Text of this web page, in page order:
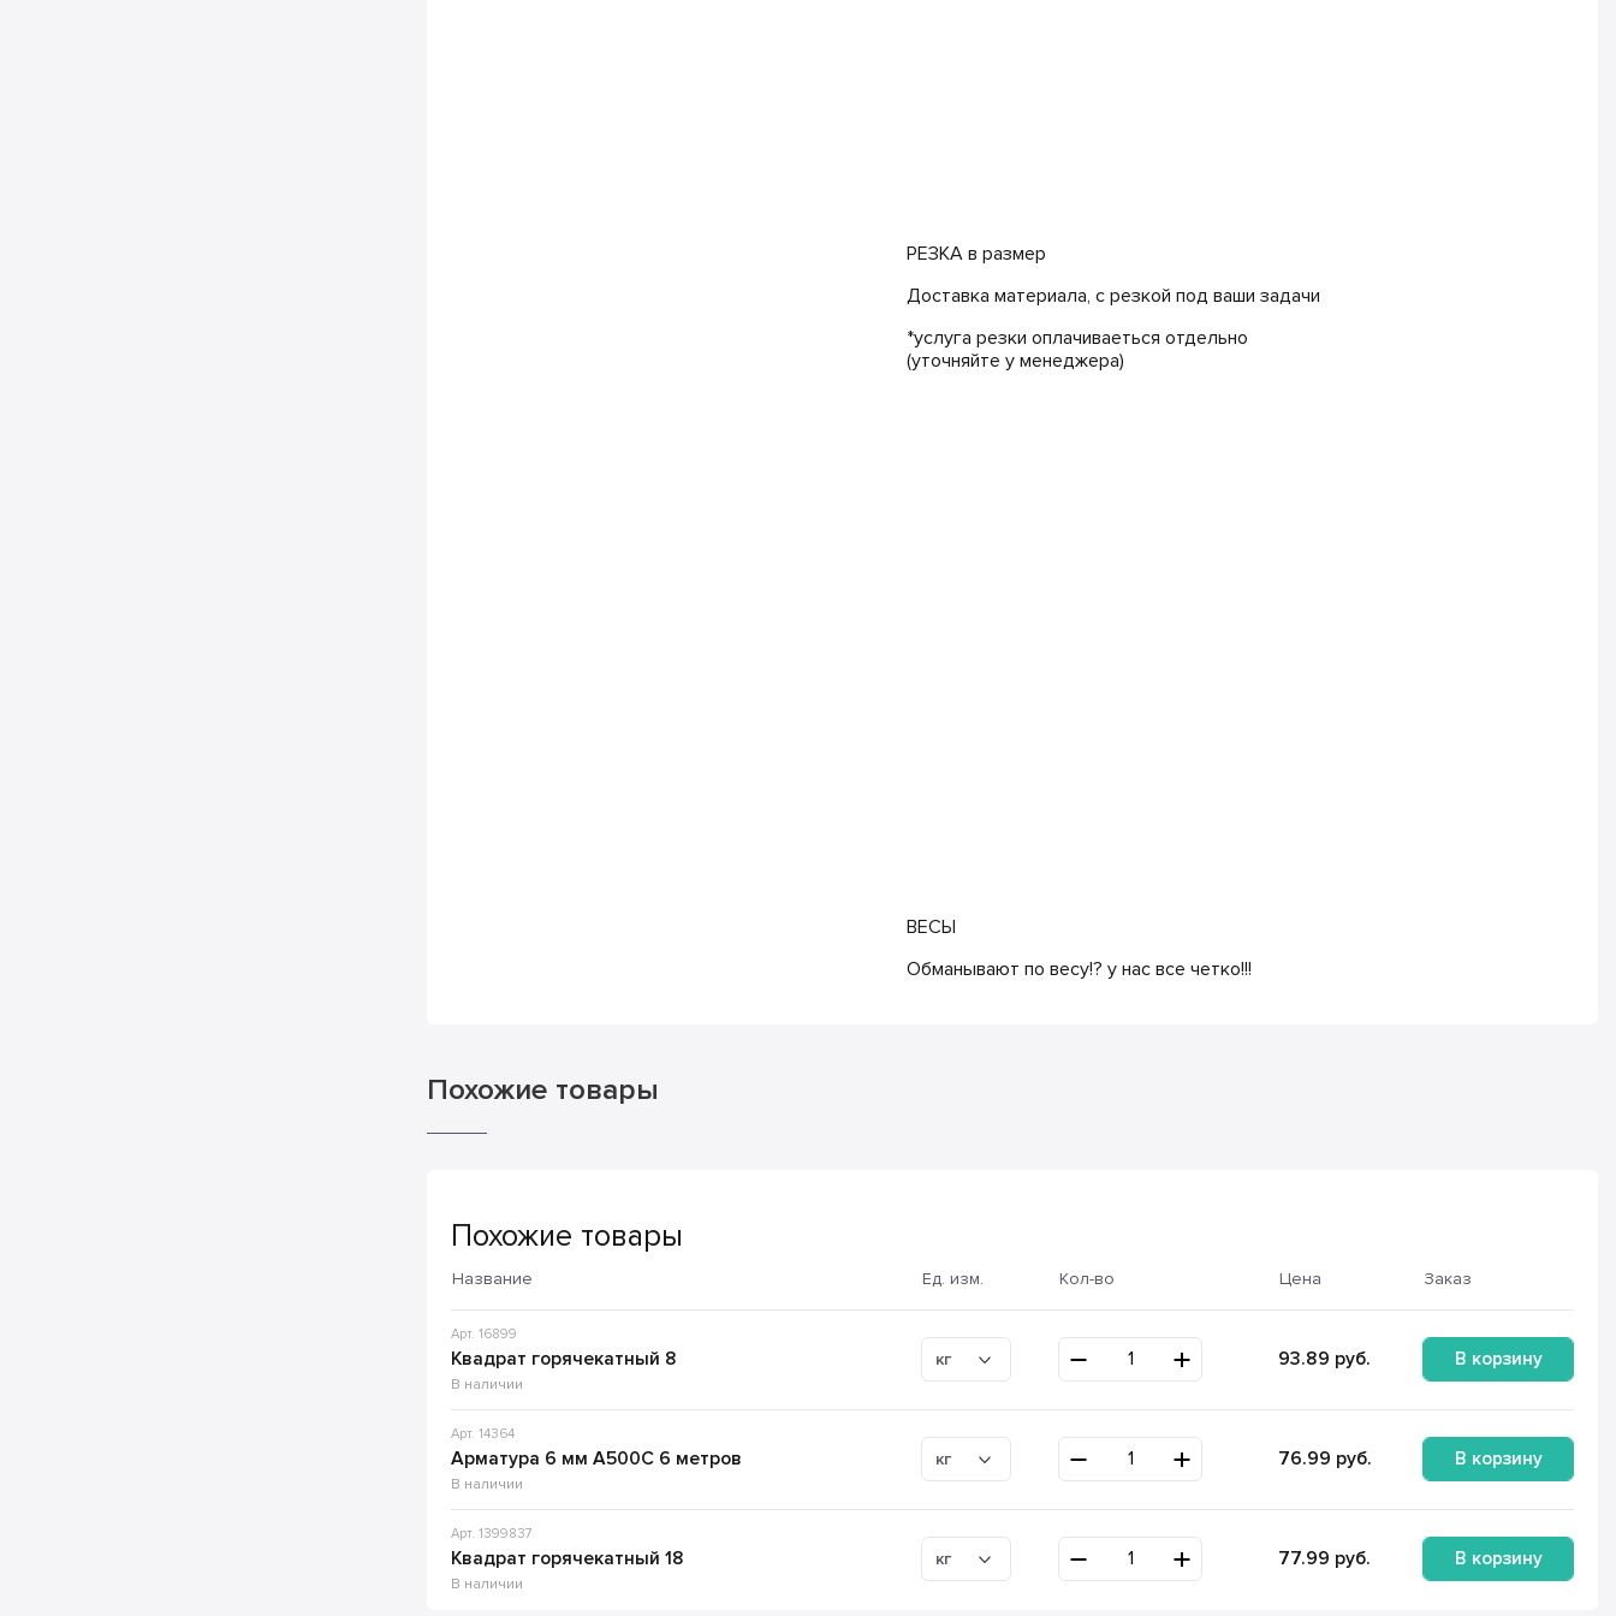
РЕЗКА в размер
Доставка материала, с резкой под ваши задачи
*услуга резки оплачиваеться отдельно
(уточняйте у менеджера)
ВЕСЫ
Обманывают по весу!? у нас все четко!!!
Похожие товары
Похожие товары
Название Ед. изм. Кол-во Цена Заказ
Арт. 16899
Квадрат горячекатный 8
В наличии
кг 93.89 руб. В корзину
Арт. 14364
Арматура 6 мм А500С 6 метров
В наличии
кг 76.99 руб. В корзину
Арт. 1399837
Квадрат горячекатный 18
В наличии
кг 77.99 руб. В корзину